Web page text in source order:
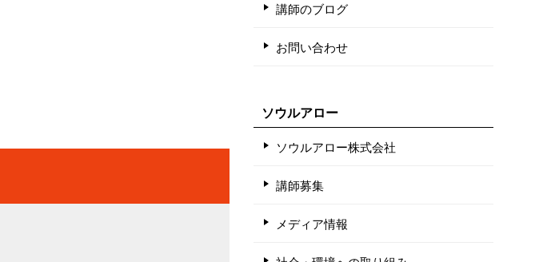
講師のブログ
お問い合わせ
ソウルアロー
ソウルアロー株式会社
講師募集
メディア情報